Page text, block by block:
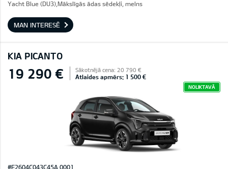
Yacht Blue (DU3),Mākslīgās ādas sēdekļi, melns
MAN INTERESĒ
KIA PICANTO
19 290 € Sākotnējā cena: 20 790 €
Atlaides apmērs: 1 500 €
NOLIKTAVĀ
#E2604C043C45A 0001